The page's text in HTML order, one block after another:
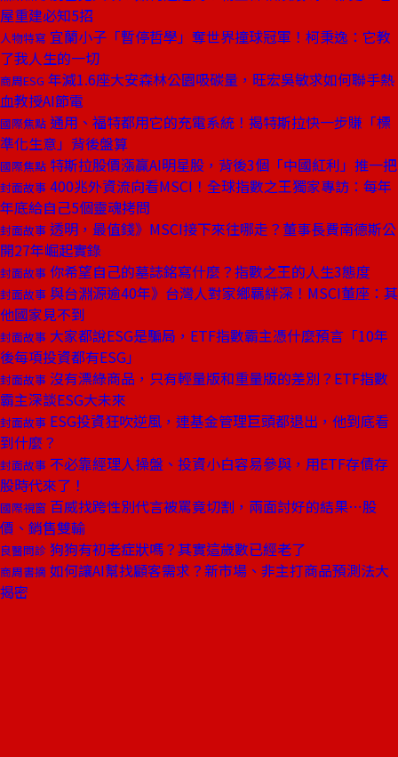
屋重建必知5招
人物特寫 宜蘭小子「暫停哲學」奪世界撞球冠軍！柯秉逸：它教
了我人生的一切
商周ESG 年減1.6座大安森林公園吸碳量，旺宏吳敏求如何聯手熱
血教授AI節電
國際焦點 通用、福特都用它的充電系統！揭特斯拉快一步賺「標
準化生意」背後盤算
國際焦點 特斯拉股價漲贏AI明星股，背後3個「中國紅利」推一把
封面故事 400兆外資流向看MSCI！全球指數之王獨家專訪：每年
年底給自己5個靈魂拷問
封面故事 透明，最值錢》MSCI接下來往哪走？董事長費南德斯公
開27年崛起實錄
封面故事 你希望自己的墓誌銘寫什麼？指數之王的人生3態度
封面故事 與台淵源逾40年》台灣人對家鄉羈絆深！MSCI董座：其
他國家見不到
封面故事 大家都說ESG是騙局，ETF指數霸主憑什麼預言「10年
後每項投資都有ESG」
封面故事 沒有漂綠商品，只有輕量版和重量版的差別？ETF指數
霸主深談ESG大未來
封面故事 ESG投資狂吹逆風，連基金管理巨頭都退出，他到底看
到什麼？
封面故事 不必靠經理人操盤、投資小白容易參與，用ETF存債存
股時代來了！
國際視窗 百威找跨性別代言被罵竟切割，兩面討好的結果⋯股
價、銷售雙輸
良醫問診 狗狗有初老症狀嗎？其實這歲數已經老了
商周書摘 如何讓AI幫找顧客需求？新市場、非主打商品預測法大
揭密